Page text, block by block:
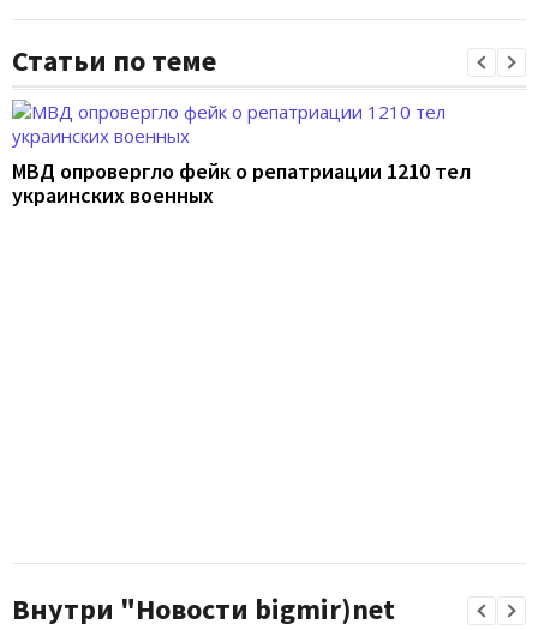
Статьи по теме
МВД опровергло фейк о репатриации 1210 тел
украинских военных
Внутри "Новости bigmir)net